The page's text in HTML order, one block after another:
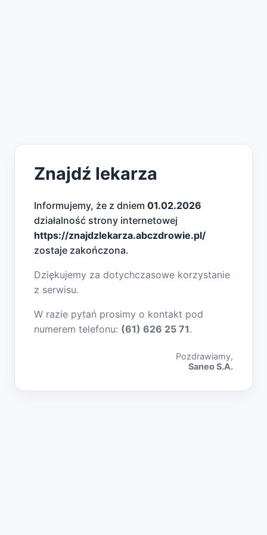
Znajdź lekarza
Informujemy, że z dniem 01.02.2026
działalność strony internetowej
https://znajdzlekarza.abczdrowie.pl/
zostaje zakończona.
Dziękujemy za dotychczasowe korzystanie
z serwisu.
W razie pytań prosimy o kontakt pod
numerem telefonu: (61) 626 25 71.
Pozdrawiamy,
Saneo S.A.